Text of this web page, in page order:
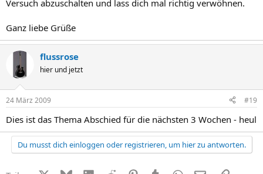
Versuch abzuschalten und lass dich mal richtig verwöhnen.
Ganz liebe Grüße
flussrose
hier und jetzt
24 März 2009 #19
Dies ist das Thema Abschied für die nächsten 3 Wochen - heul
Du musst dich einloggen oder registrieren, um hier zu antworten.